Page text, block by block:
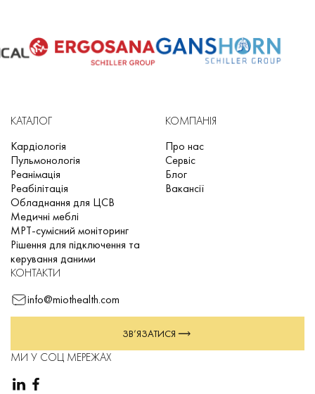
КАТАЛОГ
Кардіологія
Пульмонологія
Реанімація
Реабілітація
Обладнання для ЦСВ
Медичні меблі
МРТ-сумісний моніторинг
Рішення для підключення та
керування даними
КОМПАНІЯ
Про нас
Сервіс
Блог
Вакансії
КОНТАКТИ
info@miothealth.com
ЗВ’ЯЗАТИСЯ
МИ У СОЦ МЕРЕЖАХ